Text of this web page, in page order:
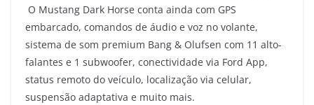
O Mustang Dark Horse conta ainda com GPS
embarcado, comandos de áudio e voz no volante,
sistema de som premium Bang & Olufsen com 11 alto-
falantes e 1 subwoofer, conectividade via Ford App,
status remoto do veículo, localização via celular,
suspensão adaptativa e muito mais.